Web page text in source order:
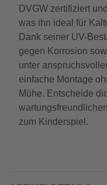
DVGW zertifiziert
was ihn ideal für
Dank seiner UV-
gegen Korrosion
unter
einfache Montage
Mühe. Entscheide
zum Kinderspiel.